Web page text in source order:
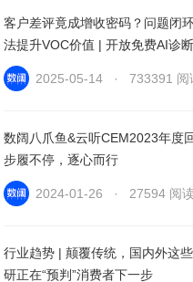
客户差评竟成增收密码？问题闭
法提升VOC价值 | 开放免费AI诊断
2025-05-14 · 733391 阅
数阔八爪鱼&云听CEM2023年度
步履不停，逐心而行
2024-01-26 · 27594 阅读
行业趋势 | 颠覆传统，国内外这
研正在“预判”消费者下一步